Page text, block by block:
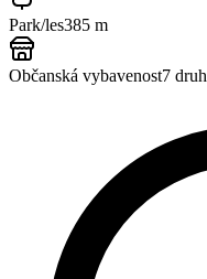
Park/les385 m
Občanská vybavenost7